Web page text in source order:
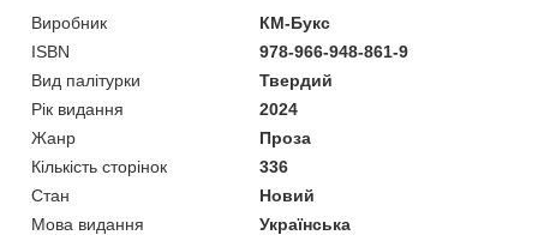
Виробник
КМ-Букс
ISBN
978-966-948-861-9
Вид палітурки
Твердий
Рік видання
2024
Жанр
Проза
Кількість сторінок
336
Стан
Новий
Мова видання
Українська